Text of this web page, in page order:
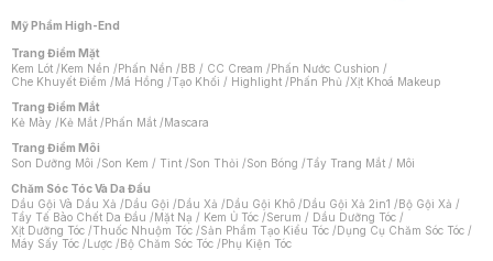
Mỹ Phẩm High-End
Trang Điểm Mặt
Kem Lót /Kem Nền /Phấn Nền /BB / CC Cream /Phấn Nước Cushion /
Che Khuyết Điểm /Má Hồng /Tạo Khối / Highlight /Phấn Phủ /Xịt Khoá Makeup
Trang Điểm Mắt
Kẻ Mày /Kẻ Mắt /Phấn Mắt /Mascara
Trang Điểm Môi
Son Dưỡng Môi /Son Kem / Tint /Son Thỏi /Son Bóng /Tẩy Trang Mắt / Môi
Chăm Sóc Tóc Và Da Đầu
Dầu Gội Và Dầu Xả /Dầu Gội /Dầu Xả /Dầu Gội Khô /Dầu Gội Xả 2in1 /Bộ Gội Xả /
Tẩy Tế Bào Chết Da Đầu /Mặt Nạ / Kem Ủ Tóc /Serum / Dầu Dưỡng Tóc /
Xịt Dưỡng Tóc /Thuốc Nhuộm Tóc /Sản Phẩm Tạo Kiểu Tóc /Dụng Cụ Chăm Sóc Tóc /
Máy Sấy Tóc /Lược /Bộ Chăm Sóc Tóc /Phụ Kiện Tóc